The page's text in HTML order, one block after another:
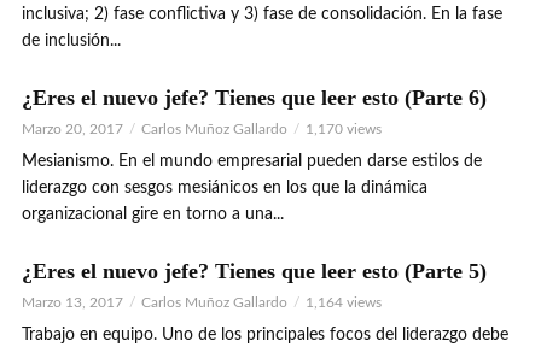
inclusiva; 2) fase conflictiva y 3) fase de consolidación. En la fase
de inclusión...
¿Eres el nuevo jefe? Tienes que leer esto (Parte 6)
Marzo 20, 2017 Carlos Muñoz Gallardo 1,170 views
Mesianismo. En el mundo empresarial pueden darse estilos de
liderazgo con sesgos mesiánicos en los que la dinámica
organizacional gire en torno a una...
¿Eres el nuevo jefe? Tienes que leer esto (Parte 5)
Marzo 13, 2017 Carlos Muñoz Gallardo 1,164 views
Trabajo en equipo. Uno de los principales focos del liderazgo debe